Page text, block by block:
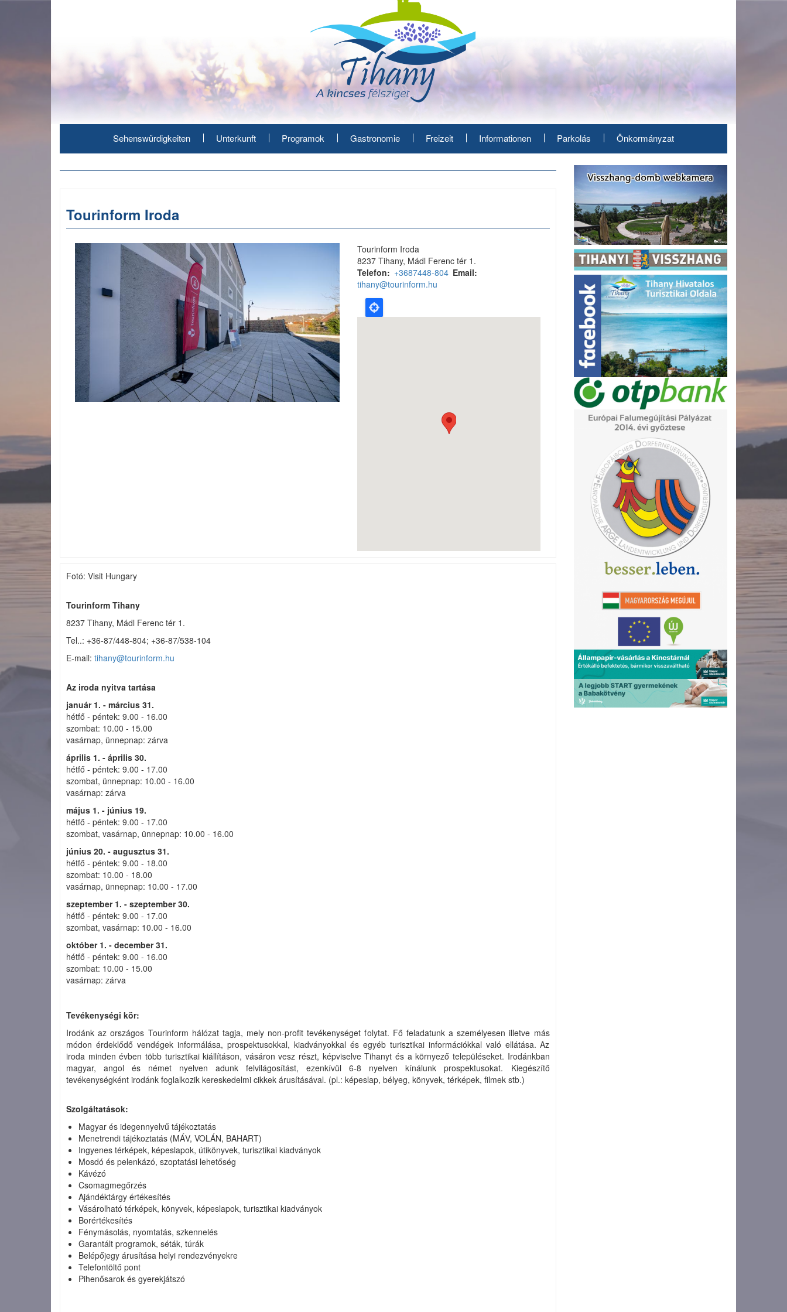
Sehenswürdigkeiten Unterkunft Programok Gastronomie Freizeit Informationen Parkolás Önkormányzat
Tourinform Iroda
Tourinform Iroda
8237 Tihany, Mádl Ferenc tér 1.
Telefon
+3687448-804 Email
tihany@tourinform.hu
Fotó: Visit Hungary
Tourinform Tihany
8237 Tihany, Mádl Ferenc tér 1.
Tel..: +36-87/448-804; +36-87/538-104
E-mail: tihany@tourinform.hu
Az iroda nyitva tartása
január 1. - március 31.
hétfő - péntek: 9.00 - 16.00
szombat: 10.00 - 15.00
vasárnap, ünnepnap: zárva
április 1. - április 30.
hétfő - péntek: 9.00 - 17.00
szombat, ünnepnap: 10.00 - 16.00
vasárnap: zárva
május 1. - június 19.
hétfő - péntek: 9.00 - 17.00
szombat, vasárnap, ünnepnap: 10.00 - 16.00
június 20. - augusztus 31.
hétfő - péntek: 9.00 - 18.00
szombat: 10.00 - 18.00
vasárnap, ünnepnap: 10.00 - 17.00
szeptember 1. - szeptember 30.
hétfő - péntek: 9.00 - 17.00
szombat, vasárnap: 10.00 - 16.00
október 1. - december 31.
hétfő - péntek: 9.00 - 16.00
szombat: 10.00 - 15.00
vasárnap: zárva
Tevékenységi kör:
Irodánk az országos Tourinform hálózat tagja, mely non-profit tevékenységet folytat. Fő feladatunk a személyesen illetve más
módon érdeklődő vendégek informálása, prospektusokkal, kiadványokkal és egyéb turisztikai információkkal való ellátása. Az
iroda minden évben több turisztikai kiállításon, vásáron vesz részt, képviselve Tihanyt és a környező településeket. Irodánkban
magyar, angol és német nyelven adunk felvilágosítást, ezenkívül 6-8 nyelven kínálunk prospektusokat. Kiegészítő
tevékenységként irodánk foglalkozik kereskedelmi cikkek árusításával. (pl.: képeslap, bélyeg, könyvek, térképek, filmek stb.)
Szolgáltatások:
Magyar és idegennyelvű tájékoztatás
Menetrendi tájékoztatás (MÁV, VOLÁN, BAHART)
Ingyenes térképek, képeslapok, útikönyvek, turisztikai kiadványok
Mosdó és pelenkázó, szoptatási lehetőség
Kávézó
Csomagmegőrzés
Ajándéktárgy értékesítés
Vásárolható térképek, könyvek, képeslapok, turisztikai kiadványok
Borértékesítés
Fénymásolás, nyomtatás, szkennelés
Garantált programok, séták, túrák
Belépőjegy árusítása helyi rendezvényekre
Telefontöltő pont
Pihenősarok és gyerekjátszó